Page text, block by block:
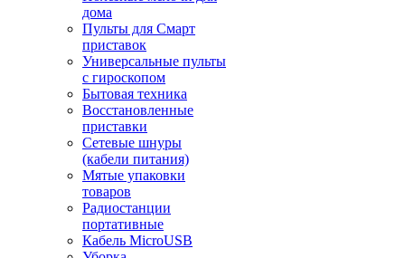
дома
Пульты для Смарт
приставок
Универсальные пульты
с гироскопом
Бытовая техника
Восстановленные
приставки
Сетевые шнуры
(кабели питания)
Мятые упаковки
товаров
Радиостанции
портативные
Кабель MicroUSB